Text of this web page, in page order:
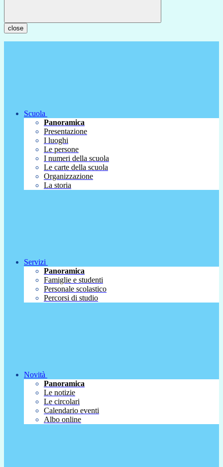
close
Scuola
Panoramica
Presentazione
I luoghi
Le persone
I numeri della scuola
Le carte della scuola
Organizzazione
La storia
Servizi
Panoramica
Famiglie e studenti
Personale scolastico
Percorsi di studio
Novità
Panoramica
Le notizie
Le circolari
Calendario eventi
Albo online